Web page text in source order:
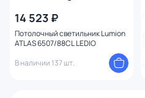
14 523 ₽
Потолочный светильник Lumion
ATLAS 6507/88CL LEDIO
В наличии 137 шт.